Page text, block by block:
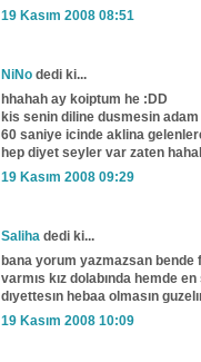
19 Kasım 2008 08:51
NiNo dedi ki...
hhahah ay koiptum he :DD
kis senin diline dusmesin
60 saniye icinde aklina
hep diyet seyler var zaten
19 Kasım 2008 09:29
Saliha dedi ki...
bana yorum yazmazsan bende
varmıs kız dolabında hemde
dıyettesın hebaa olmasın
19 Kasım 2008 10:09